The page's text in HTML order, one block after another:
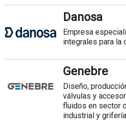
Danosa
Empresa
integrales para la
Genebre
Diseño,
válvulas y
fluidos en sector
industrial y